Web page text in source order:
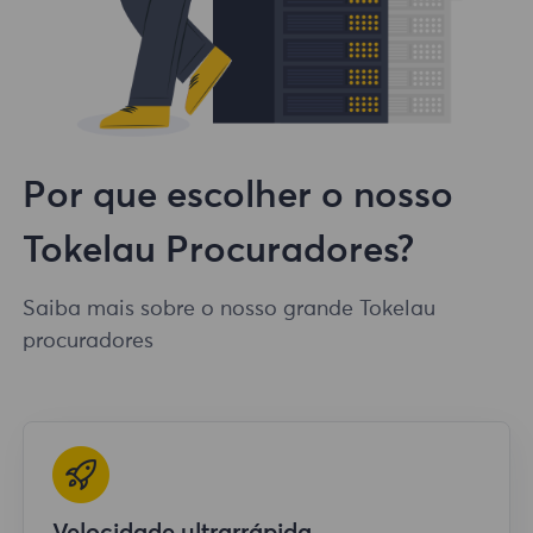
Por que escolher o nosso
Tokelau Procuradores?
Saiba mais sobre o nosso grande Tokelau
procuradores